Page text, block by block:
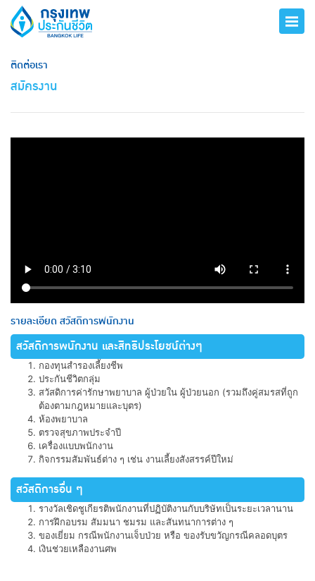
ติดต่อเรา
สมัครงาน
รายละเอียด สวัสดิการพนักงาน
สวัสดิการพนักงาน และสิทธิประโยชน์ต่างๆ
กองทุนสำรองเลี้ยงชีพ
ประกันชีวิตกลุ่ม
สวัสดิการค่ารักษาพยาบาล ผู้ป่วยใน ผู้ป่วยนอก (รวมถึงคู่สมรสที่ถูก
ต้องตามกฎหมายและบุตร)
ห้องพยาบาล
ตรวจสุขภาพประจำปี
เครื่องแบบพนักงาน
กิจกรรมสัมพันธ์ต่าง ๆ เช่น งานเลี้ยงสังสรรค์ปีใหม่
สวัสดิการอื่น ๆ
รางวัลเชิดชูเกียรติพนักงานที่ปฏิบัติงานกับบริษัทเป็นระยะเวลานาน
การฝึกอบรม สัมมนา ชมรม และสันทนาการต่าง ๆ
ของเยี่ยม กรณีพนักงานเจ็บป่วย หรือ ของรับขวัญกรณีคลอดบุตร
เงินช่วยเหลืองานศพ